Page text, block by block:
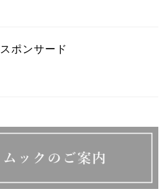
スポンサード